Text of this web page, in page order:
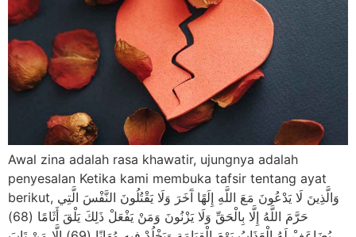
Awal zina adalah rasa khawatir, ujungnya adalah
penyesalan Ketika kami membuka tafsir tentang ayat
berikut, وَالَّذِينَ لَا يَدْعُونَ مَعَ اللَّهِ إِلَهًا آَخَرَ وَلَا يَقْتُلُونَ النَّفْسَ الَّتِي
حَرَّمَ اللَّهُ إِلَّا بِالْحَقِّ وَلَا يَزْنُونَ وَمَنْ يَفْعَلْ ذَلِكَ يَلْقَ أَثَامًا (68)